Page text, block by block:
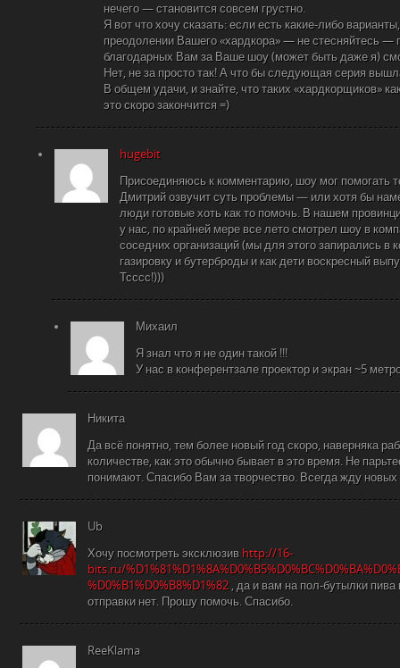
нечего — становится совсем грустно.
Я вот что хочу сказать: если есть какие-либо
преодолении Вашего «хардкора» — не стесняйтесь —
благодарных Вам за Ваше шоу (может быть даже я)
Нет, не за просто так! А что бы следующая серия
В общем удачи, и знайте, что таких «хардкорщиков»
это скоро закончится =)
hugebit
Присоединяюсь к комментарию, шоу мог помогать
Дмитрий озвучит суть проблемы — или хотя бы
люди готовые хоть как то помочь. В нашем
у нас, по крайней мере все лето смотрел шоу в
соседних организаций (мы для этого запирались в
газировку и бутерброды и как дети воскресный
Тсссс!)))
Михаил
Я знал что я не один такой !!!
У нас в конферентзале проектор и экран ~5
Никита
Да всё понятно, тем более новый год скоро, наверняка
количестве, как это обычно бывает в это время. Не
понимают. Спасибо Вам за творчество. Всегда жду новых
Ub
Хочу посмотреть эксклюзив http://16-
bits.ru/
%D0%B1%D0%B8%D1%82 , да и вам на пол-бутылки
отправки нет. Прошу помочь. Спасибо.
ReeKlama